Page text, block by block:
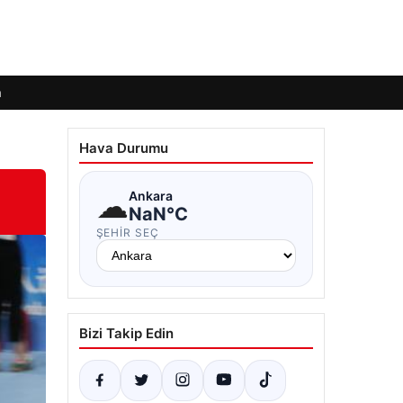
Hava Durumu
☁Ankara
NaN°C
ŞEHIR SEÇ
Bizi Takip Edin